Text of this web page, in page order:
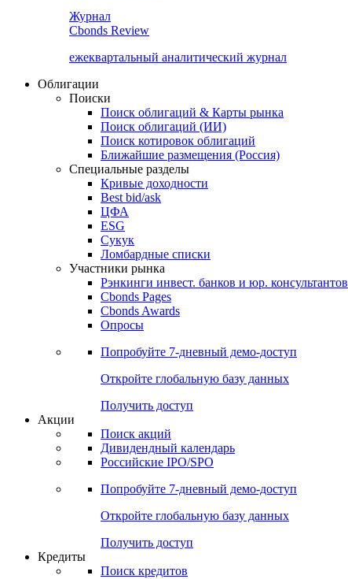
Журнал
Cbonds Review
ежеквартальный аналитический журнал
Облигации
Поиски
Поиск облигаций & Карты рынка
Поиск облигаций (ИИ)
Поиск котировок облигаций
Ближайшие размещения (Россия)
Специальные разделы
Кривые доходности
Best bid/ask
ЦФА
ESG
Сукук
Ломбардные списки
Участники рынка
Рэнкинги инвест. банков и юр. консультантов
Cbonds Pages
Cbonds Awards
Опросы
Попробуйте 7-дневный демо-доступ
Откройте глобальную базу данных
Получить доступ
Акции
Поиск акций
Дивидендный календарь
Российские IPO/SPO
Попробуйте 7-дневный демо-доступ
Откройте глобальную базу данных
Получить доступ
Кредиты
Поиск кредитов